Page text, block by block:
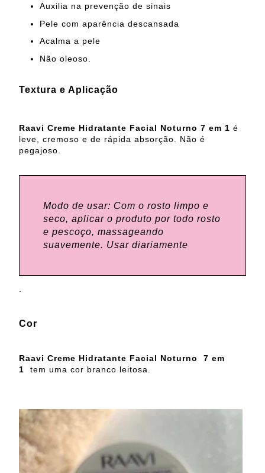
Auxilia na prevenção de sinais
Pele com aparência descansada
Acalma a pele
Não oleoso.
Textura e Aplicação
Raavi Creme Hidratante Facial Noturno 7 em 1 é
leve, cremoso e de rápida absorção. Não é
pegajoso.
Modo de usar: Com o rosto limpo e
seco, aplicar o produto por todo rosto
e pescoço, massageando
suavemente. Usar diariamente
.
Cor
Raavi Creme Hidratante Facial Noturno 7 em
1 tem uma cor branco leitosa.